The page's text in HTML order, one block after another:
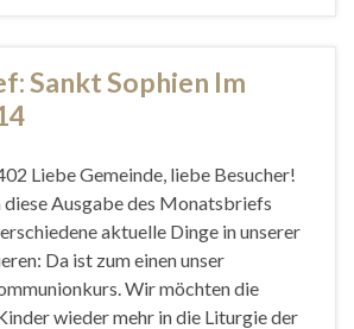
Sankt Sophien Im
Liebe Gemeinde, liebe Besucher!
diese Ausgabe des Monatsbriefs
aktuelle Dinge in unserer
Da ist zum einen unser
Wir möchten die
wieder mehr in die Liturgie der